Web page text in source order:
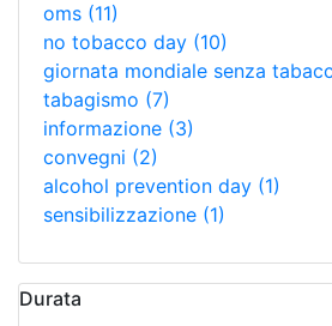
oms (11)
no tobacco day (10)
giornata mondiale senza
tabagismo (7)
informazione (3)
convegni (2)
alcohol prevention day (1)
sensibilizzazione (1)
Durata